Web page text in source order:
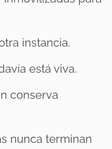
instancia.
está viva.
conserva
nunca terminan